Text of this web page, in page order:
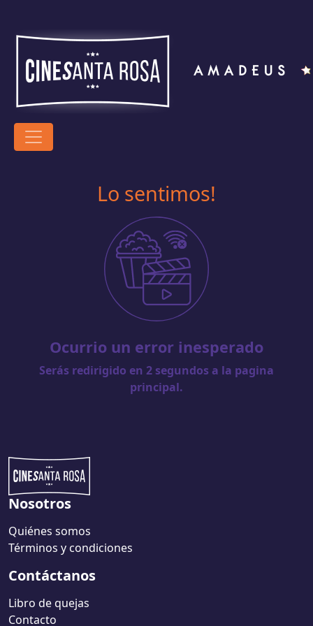
Lo sentimos!
Ocurrio un error inesperado
Serás redirigido en 2segundos a la pagina
principal.
Nosotros
Quiénes somos
Términos y condiciones
Contáctanos
Libro de quejas
Contacto